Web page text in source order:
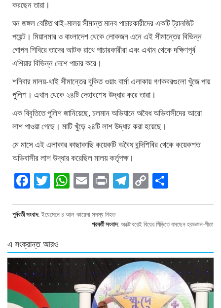
করছেন তারা।
ঘন জঙ্গল বেষ্টিত থাই-মালয় সীমান্ত মানব পাচারকারীদের একটি ট্রানজিট
পয়েন্ট। মিয়ানমার ও বাংলাদেশ থেকে লোকজন এনে এই সীমান্তের বিভিন্ন
গোপন শিবিরে তাদের আটক রাখে পাচারকারীরা এবং এখান থেকে দক্ষিণপূর্ব
এশিয়ার বিভিন্ন দেশে পাচার করে।
শনিবার মালয়-থাই সীমান্তের বুকিত ওয়াং বার্মা এলাকায় গণকবরগুলো খুঁজে পায়
পুলিশ। এখান থেকে ২৪টি দেহাবশেষ উদ্ধার করে তারা।
এক বিবৃতিতে পুলিশ জানিয়েছে, চলমান অভিযানে অবৈধ অভিবাসীদের আরো
লাশ পাওয়া গেছে। মাটি খুঁড়ে ২৪টি লাশ উদ্ধার করা হয়েছে।
মে মাসে এই এলাকার কাছাকাছি কয়েকটি অবৈধ বন্দিশিবির থেকে কয়েকশত
অভিবাসীর লাশ উদ্ধার করেছিল মালয় কর্তৃপক্ষ।
Facebook
TwitterWhatsApp
EmailPrintTelegram
Copy
পূর্ববর্তী সংবাদ: ইয়েমেনে ৪ আল-কায়েদা সদস্য নিহত
পরবর্তী সংবাদ: অক্টোবরেই বিয়ের পিঁড়িতে বসছেন হরভজন-গীতা
এ সংক্রান্ত আরও